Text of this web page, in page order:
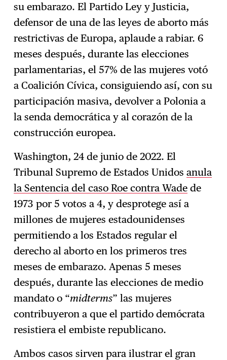
su embarazo. El Partido Ley y Justicia,
defensor de una de las leyes de aborto más
restrictivas de Europa, aplaude a rabiar. 6
meses después, durante las elecciones
parlamentarias, el 57% de las mujeres votó
a Coalición Cívica, consiguiendo así, con su
participación masiva, devolver a Polonia a
la senda democrática y al corazón de la
construcción europea.
Washington, 24 de junio de 2022. El
Tribunal Supremo de Estados Unidosanula
la Sentencia del caso Roe contra Wade de
1973 por 5 votos a 4, y desprotege así a
millones de mujeres estadounidenses
permitiendo a los Estados regular el
derecho al aborto en los primeros tres
meses de embarazo. Apenas 5 meses
después, durante las elecciones de medio
mandato o “midterms” las mujeres
contribuyeron a que el partido demócrata
resistiera el embiste republicano.
Ambos casos sirven para ilustrar el gran